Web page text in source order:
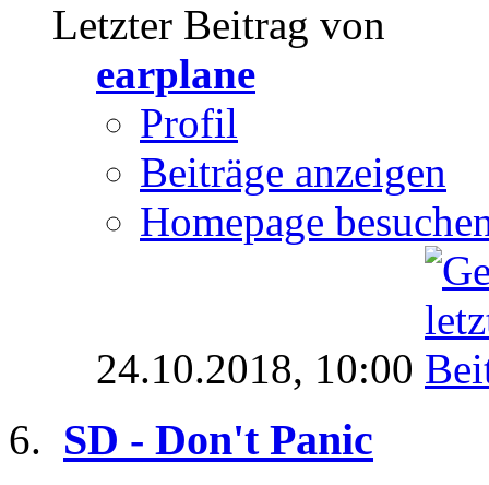
Letzter Beitrag von
earplane
Profil
Beiträge anzeigen
Homepage
24.10.2018, 10:00
SD - Don't Panic